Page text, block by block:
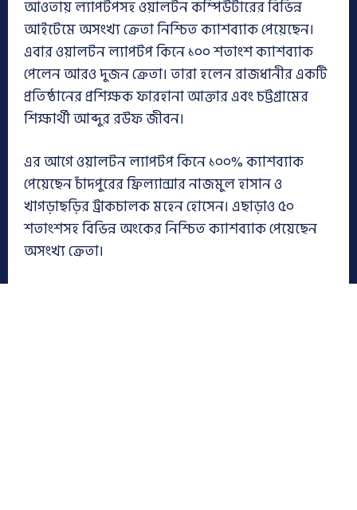
আওতায় ল্যাপটপসহ ওয়ালটন কম্পিউটারের বিভিন্ন
আইটেমে অসংখ্য ক্রেতা নিশ্চিত ক্যাশব্যাক পেয়েছেন।
এবার ওয়ালটন ল্যাপটপ কিনে ১০০ শতাংশ ক্যাশব্যাক
পেলেন আরও দুজন ক্রেতা। তারা হলেন রাজধানীর একটি
প্রতিষ্ঠানের প্রশিক্ষক ফারহানা আক্তার এবং চট্টগ্রামের
শিক্ষার্থী আব্দুর রউফ জীবন।
এর আগে ওয়ালটন ল্যাপটপ কিনে ১০০% ক্যাশব্যাক
পেয়েছেন চাঁদপুরের ফ্রিল্যান্সার নাজমুল হাসান ও
খাগড়াছড়ির ট্রাকচালক মহেন হোসেন। এছাড়াও ৫০
শতাংশসহ বিভিন্ন অংকের নিশ্চিত ক্যাশব্যাক পেয়েছেন
অসংখ্য ক্রেতা।